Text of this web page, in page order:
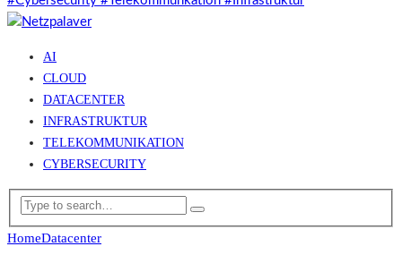
AI
CLOUD
DATACENTER
INFRASTRUKTUR
TELEKOMMUNIKATION
CYBERSECURITY
HomeDatacenter